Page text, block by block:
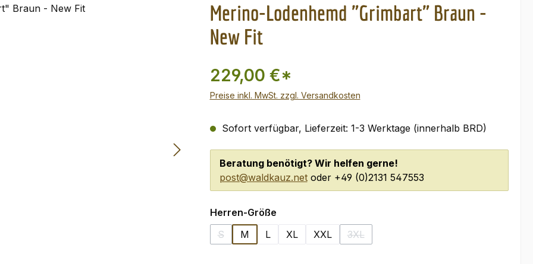
Merino-Lodenhemd "Grimbart" Braun -
New Fit
229,00 €*
Preise inkl. MwSt. zzgl. Versandkosten
Sofort verfügbar, Lieferzeit: 1-3 Werktage (innerhalb BRD)
Beratung benötigt? Wir helfen gerne!
post@waldkauz.netoder +49 (0)2131 547553
Herren-Größeauswählen
S
(Diese Option ist zurzeit nicht verfügbar.)
M L XL XXL 3XL
(Diese Option ist zurzeit nicht verfügbar.)